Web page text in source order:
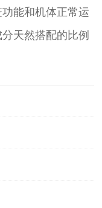
能和机体正常运
天然搭配的比例